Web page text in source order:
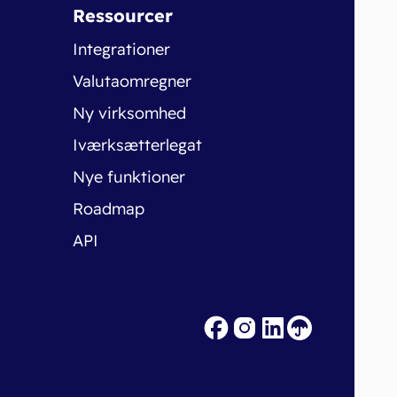
Ressourcer
Integrationer
Valutaomregner
Ny virksomhed
Iværksætterlegat
Nye funktioner
Roadmap
API